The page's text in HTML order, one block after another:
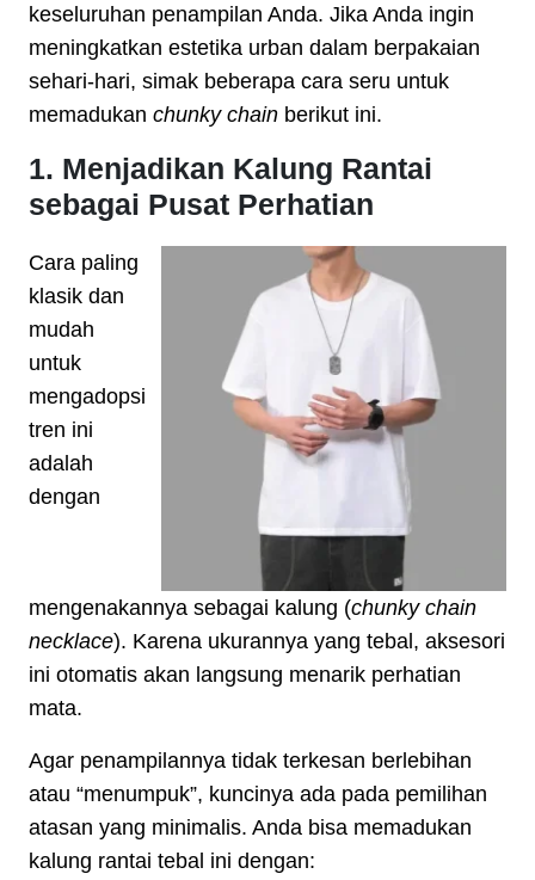
keseluruhan penampilan Anda. Jika Anda ingin
meningkatkan estetika urban dalam berpakaian
sehari-hari, simak beberapa cara seru untuk
memadukan chunky chain berikut ini.
1. Menjadikan Kalung Rantai
sebagai Pusat Perhatian
Cara paling
klasik dan
mudah
untuk
mengadopsi
tren ini
adalah
dengan
mengenakannya sebagai kalung (chunky chain
necklace). Karena ukurannya yang tebal, aksesori
ini otomatis akan langsung menarik perhatian
mata.
Agar penampilannya tidak terkesan berlebihan
atau “menumpuk”, kuncinya ada pada pemilihan
atasan yang minimalis. Anda bisa memadukan
kalung rantai tebal ini dengan: